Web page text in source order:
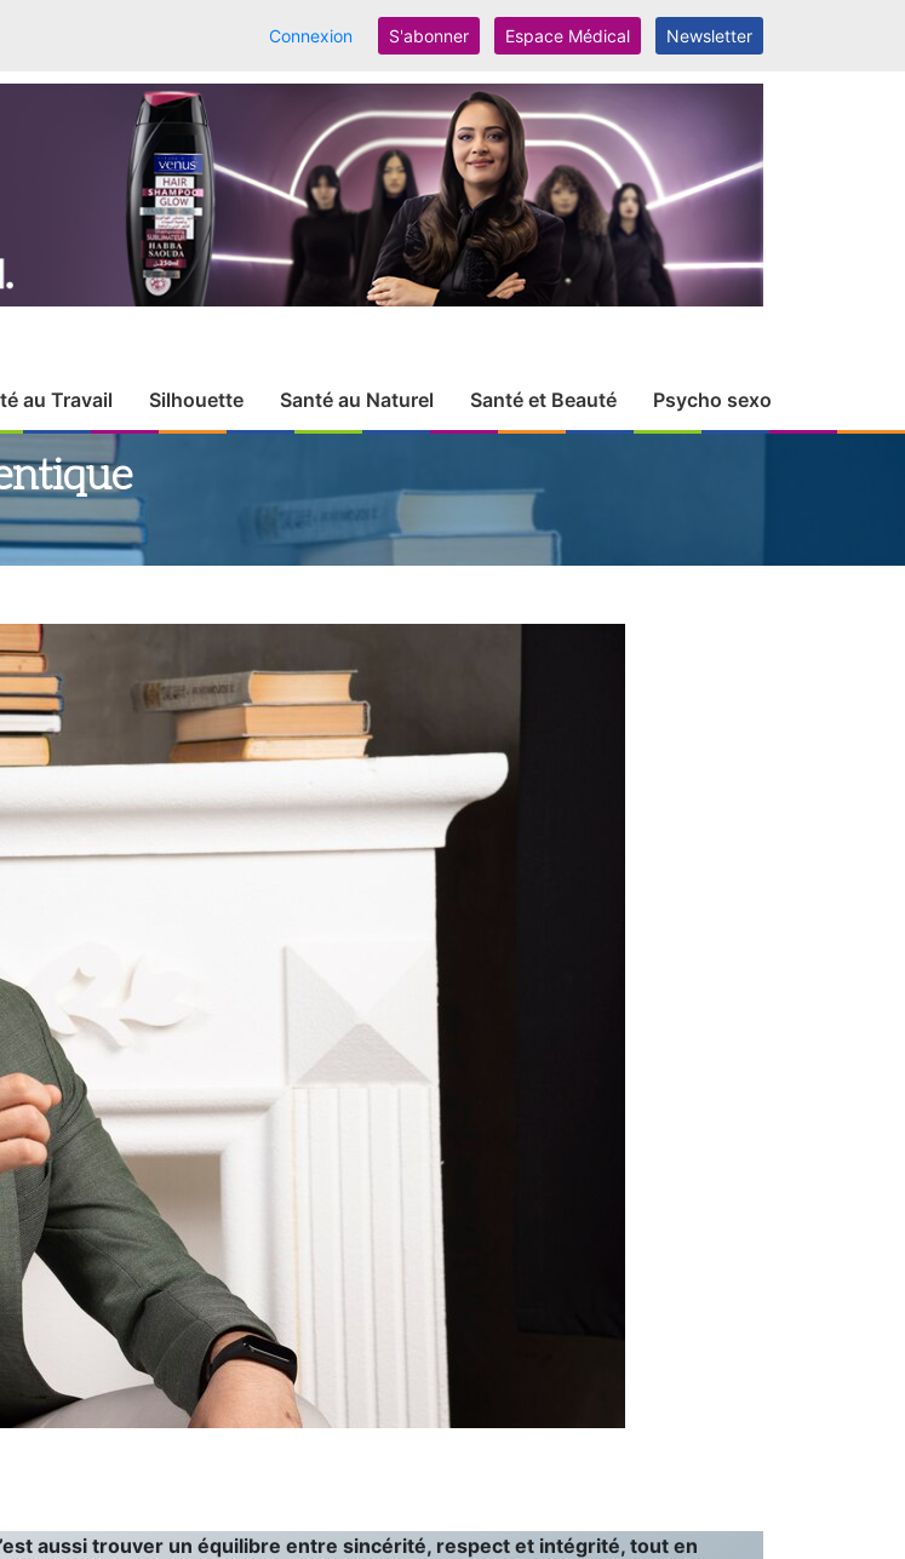
Connexion S'abonner Espace Médical Newsletter
au Travail Silhouette Santé au Naturel Santé et Beauté Psycho sexo
aussi trouver un équilibre entre sincérité, respect et intégrité, tout en